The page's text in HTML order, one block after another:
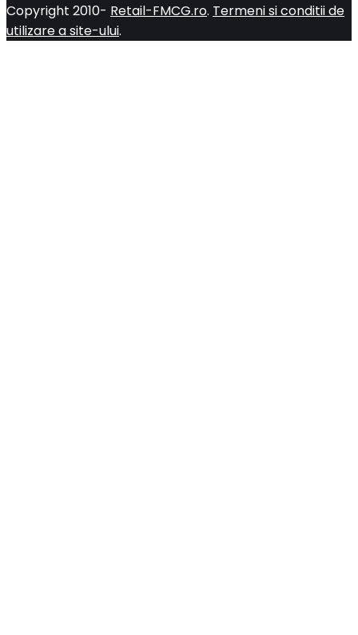
Copyright 2010- Retail-FMCG.ro. Termeni si conditii de
utilizare a site-ului.